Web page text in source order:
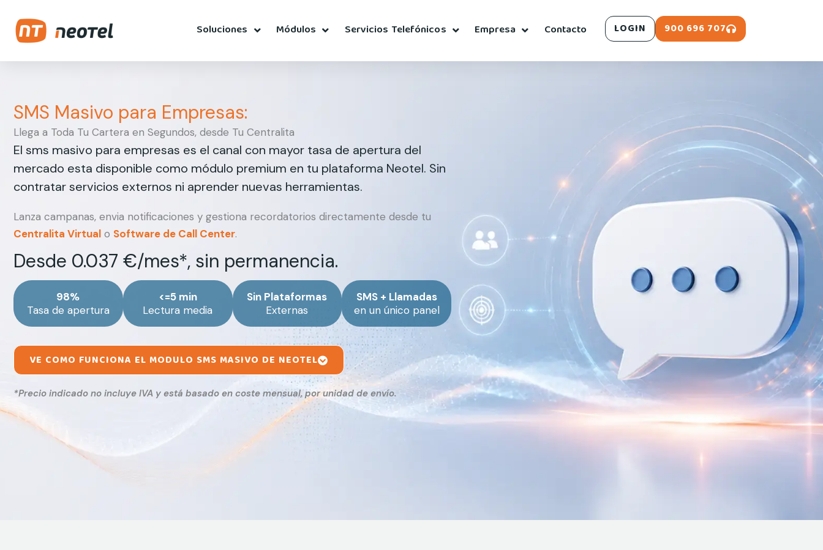
contenido
Soluciones Módulos Servicios Telefónicos Empresa Contacto LOGIN 900 696 707
SMS Masivo para Empresas:
Llega a Toda Tu Cartera en Segundos, desde Tu Centralita
El sms masivo para empresas es el canal con mayor tasa de apertura del
mercado esta disponible como módulo premium en tu plataforma Neotel. Sin
contratar servicios externos ni aprender nuevas herramientas.
Lanza campanas, envia notificaciones y gestiona recordatorios directamente desde tu
Centralita Virtual o Software de Call Center.
Desde 0.037 €/mes*, sin permanencia.
98%
Tasa de apertura
<=5 min
Lectura media
Sin Plataformas
Externas
SMS + Llamadas
en un único panel
VE COMO FUNCIONA EL MODULO SMS MASIVO DE NEOTEL
*Precio indicado no incluye IVA y está basado en coste mensual, por unidad de envío.